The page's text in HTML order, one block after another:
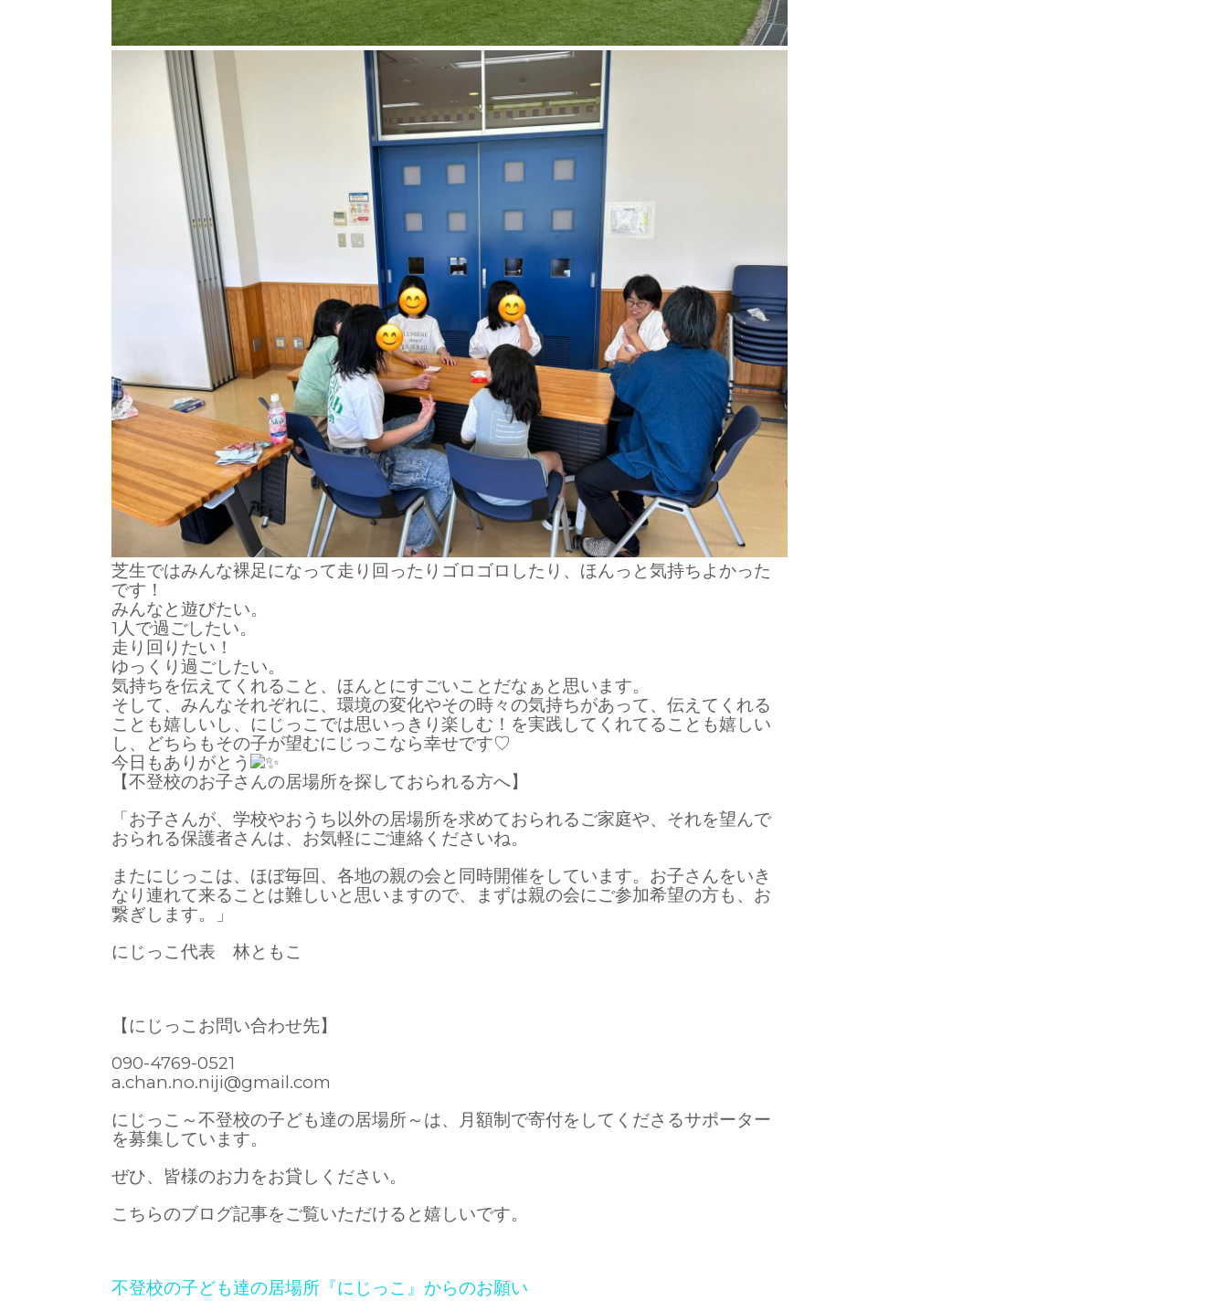
芝生ではみんな裸足になって走り回ったりゴロゴロしたり、ほんっと気持ちよかった
です！
みんなと遊びたい。
1人で過ごしたい。
走り回りたい！
ゆっくり過ごしたい。
気持ちを伝えてくれること、ほんとにすごいことだなぁと思います。
そして、みんなそれぞれに、環境の変化やその時々の気持ちがあって、伝えてくれる
ことも嬉しいし、にじっこでは思いっきり楽しむ！を実践してくれてることも嬉しい
し、どちらもその子が望むにじっこなら幸せです♡
今日もありがとう
【不登校のお子さんの居場所を探しておられる方へ】
「お子さんが、学校やおうち以外の居場所を求めておられるご家庭や、それを望んで
おられる保護者さんは、お気軽にご連絡くださいね。
またにじっこは、ほぼ毎回、各地の親の会と同時開催をしています。お子さんをいき
なり連れて来ることは難しいと思いますので、まずは親の会にご参加希望の方も、お
繋ぎします。」
にじっこ代表 林ともこ
【にじっこお問い合わせ先】
090-4769-0521
a.chan.no.niji@gmail.com
にじっこ～不登校の子ども達の居場所～は、月額制で寄付をしてくださるサポーター
を募集しています。
ぜひ、皆様のお力をお貸しください。
こちらのブログ記事をご覧いただけると嬉しいです。
不登校の子ども達の居場所『にじっこ』からのお願い